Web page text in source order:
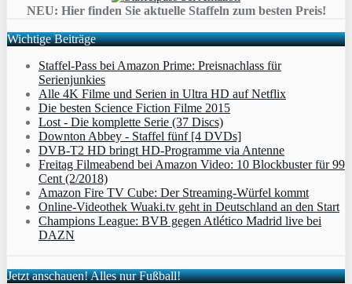
NEU: Hier finden Sie aktuelle Staffeln zum besten Preis!
Wichtige Beiträge
Staffel-Pass bei Amazon Prime: Preisnachlass für
Serienjunkies
Alle 4K Filme und Serien in Ultra HD auf Netflix
Die besten Science Fiction Filme 2015
Lost - Die komplette Serie (37 Discs)
Downton Abbey - Staffel fünf [4 DVDs]
DVB-T2 HD bringt HD-Programme via Antenne
Freitag Filmeabend bei Amazon Video: 10 Blockbuster für 99
Cent (2/2018)
Amazon Fire TV Cube: Der Streaming-Würfel kommt
Online-Videothek Wuaki.tv geht in Deutschland an den Start
Champions League: BVB gegen Atlético Madrid live bei
DAZN
Jetzt anschauen! Alles nur Fußball!